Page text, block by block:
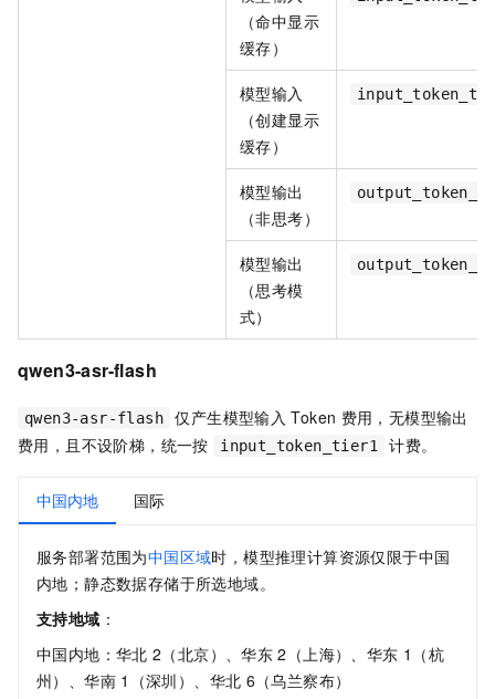
（命中显示
缓存）
模型输入
（创建显示
缓存）
模型输出
（非思考）
模型输出
（思考模
式）
qwen3-asr-flash
qwen3-asr-flash 仅产生模型输入 Token 费用，无模型输出
费用，且不设阶梯，统一按
input_token_tier1 计费。
中国内地 国际
服务部署范围为中国区域时，模型推理计算资源仅限于中国
内地；静态数据存储于所选地域。
支持地域 ：
中国内地：华北 2（北京）、华东 2（上海）、华东 1（杭
州）、华南 1（深圳）、华北 6（乌兰察布）